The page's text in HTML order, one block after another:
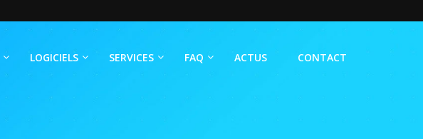
LOGICIELS SERVICES FAQ ACTUS CONTACT